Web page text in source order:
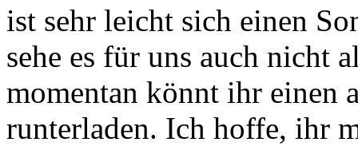
ist sehr leicht sich einen
sehe es für uns auch nicht
momentan könnt ihr einen
runterladen. Ich hoffe, ihr